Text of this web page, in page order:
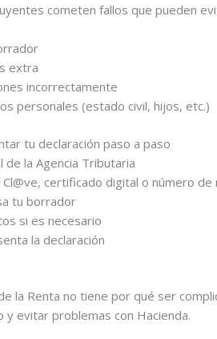
cometen fallos que pueden
extra
incorrectamente
personales (estado civil, hijos, etc.)
tu declaración paso a paso
de la Agencia Tributaria
certificado digital o número de
tu borrador
si es necesario
la declaración
la Renta no tiene por qué ser
y evitar problemas con Hacienda.